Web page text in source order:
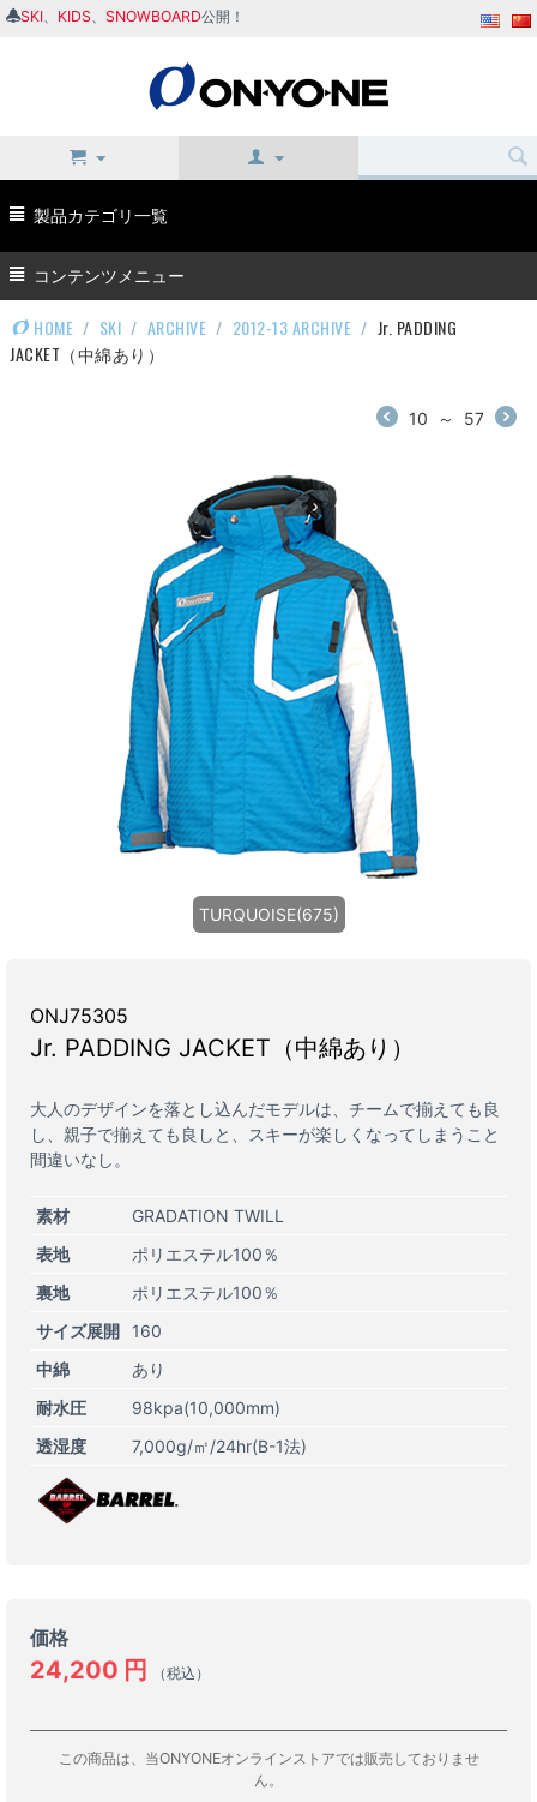
SKI KIDS SNOWBOARD公開！
製品カテゴリ一覧
コンテンツメニュー
HOME / SKI / ARCHIVE / 2012-13 ARCHIVE / Jr. PADDING
JACKET（中綿あり）
10 ～ 57
TURQUOISE(675)
ONJ75305
Jr. PADDING JACKET（中綿あり）
大人のデザインを落とし込んだモデルは、チームで揃えても良
し、親子で揃えても良しと、スキーが楽しくなってしまうこと
間違いなし。
素材
GRADATION TWILL
表地
ポリエステル100％
裏地
ポリエステル100％
サイズ展開
160
中綿
あり
耐水圧
98kpa(10,000mm)
透湿度
7,000g/㎡/24hr(B-1法)
価格
24,200 円 （税込）
この商品は、当ONYONEオンラインストアでは販売しておりませ
ん。